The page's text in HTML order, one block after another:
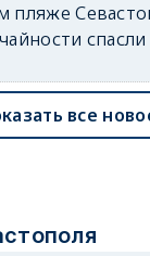
пляже
все